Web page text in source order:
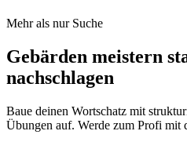
Mehr als nur Suche
Gebärden meistern
nachschlagen
Baue deinen Wortschatz mit
Übungen auf. Werde zum Profi mit